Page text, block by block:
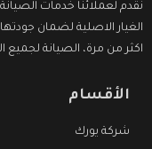
نقدم لعملائنا خدمات
الغيار الاصلية لضمان
اكثر من مرة، الصيانة لجميع
الأقسام
شركة يورك